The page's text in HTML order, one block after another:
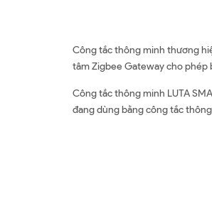
Công tắc thông minh thương
tâm Zigbee Gateway cho
Công tắc thông minh LUTA
đang dùng bằng công tắc